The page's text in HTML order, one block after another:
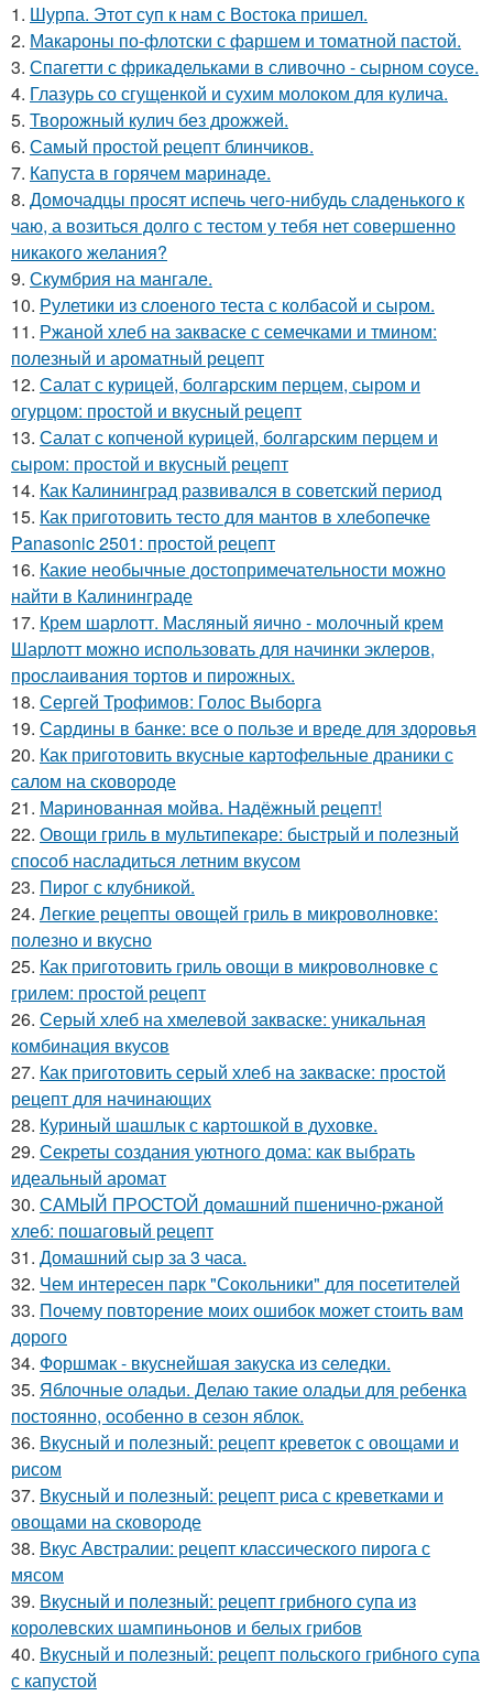
1. Шурпа. Этот суп к нам с Востока пришел.
2. Макароны по-флотски с фаршем и томатной пастой.
3. Спагетти с фрикадельками в сливочно - сырном соусе.
4. Глазурь со сгущенкой и сухим молоком для кулича.
5. Творожный кулич без дрожжей.
6. Самый простой рецепт блинчиков.
7. Капуста в горячем маринаде.
8. Домочадцы просят испечь чего-нибудь сладенького к
чаю, а возиться долго с тестом у тебя нет совершенно
никакого желания?
9. Скумбрия на мангале.
10. Рулетики из слоеного теста с колбасой и сыром.
11. Ржаной хлеб на закваске с семечками и тмином:
полезный и ароматный рецепт
12. Салат с курицей, болгарским перцем, сыром и
огурцом: простой и вкусный рецепт
13. Салат с копченой курицей, болгарским перцем и
сыром: простой и вкусный рецепт
14. Как Калининград развивался в советский период
15. Как приготовить тесто для мантов в хлебопечке
Panasonic 2501: простой рецепт
16. Какие необычные достопримечательности можно
найти в Калининграде
17. Крем шарлотт. Масляный яично - молочный крем
Шарлотт можно использовать для начинки эклеров,
прослаивания тортов и пирожных.
18. Сергей Трофимов: Голос Выборга
19. Сардины в банке: все о пользе и вреде для здоровья
20. Как приготовить вкусные картофельные драники с
салом на сковороде
21. Маринованная мойва. Надёжный рецепт!
22. Овощи гриль в мультипекаре: быстрый и полезный
способ насладиться летним вкусом
23. Пирог с клубникой.
24. Легкие рецепты овощей гриль в микроволновке:
полезно и вкусно
25. Как приготовить гриль овощи в микроволновке с
грилем: простой рецепт
26. Серый хлеб на хмелевой закваске: уникальная
комбинация вкусов
27. Как приготовить серый хлеб на закваске: простой
рецепт для начинающих
28. Куриный шашлык с картошкой в духовке.
29. Секреты создания уютного дома: как выбрать
идеальный аромат
30. САМЫЙ ПРОСТОЙ домашний пшенично-ржаной
хлеб: пошаговый рецепт
31. Домашний сыр за 3 часа.
32. Чем интересен парк "Сокольники" для посетителей
33. Почему повторение моих ошибок может стоить вам
дорого
34. Форшмак - вкуснейшая закуска из селедки.
35. Яблочные оладьи. Делаю такие оладьи для ребенка
постоянно, особенно в сезон яблок.
36. Вкусный и полезный: рецепт креветок с овощами и
рисом
37. Вкусный и полезный: рецепт риса с креветками и
овощами на сковороде
38. Вкус Австралии: рецепт классического пирога с
мясом
39. Вкусный и полезный: рецепт грибного супа из
королевских шампиньонов и белых грибов
40. Вкусный и полезный: рецепт польского грибного супа
с капустой